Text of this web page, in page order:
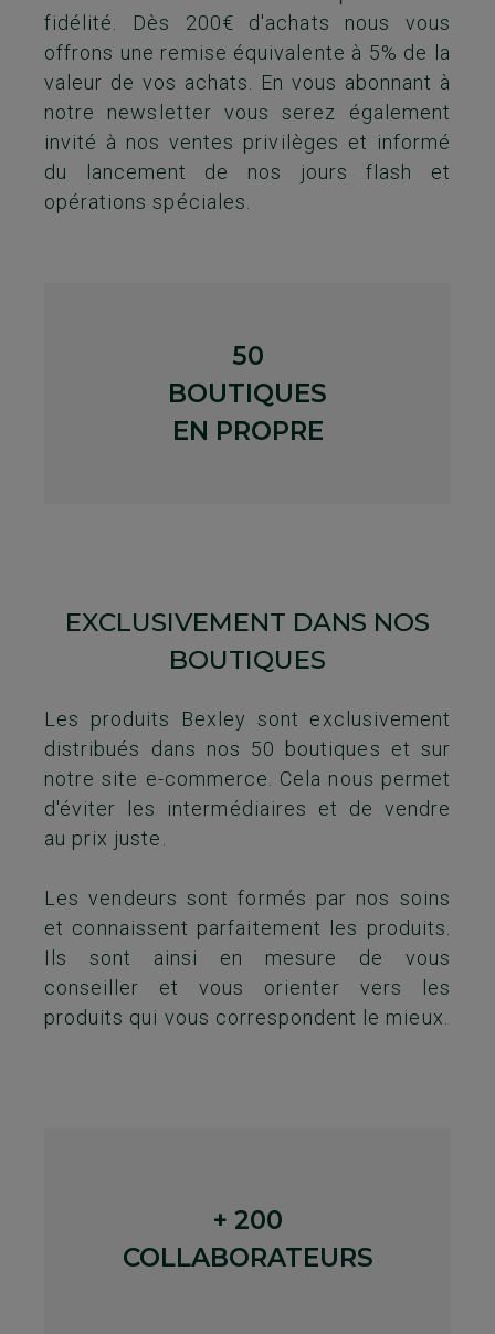
fidélité. Dès 200€ d'achats nous vous
offrons une remise équivalente à 5%​ de la
valeur de vos achats. En vous abonnant à
notre newsletter vous serez également
invité à nos ventes privilèges et informé
du lancement de nos jours flash et
opérations spéciales.
50
BOUTIQUES
EN PROPRE
EXCLUSIVEMENT DANS NOS
BOUTIQUES
Les produits Bexley sont exclusivement
distribués dans nos 50 boutiques et sur
notre site e-commerce. Cela nous permet
d'éviter les intermédiaires et de vendre
au prix juste.
Les vendeurs sont formés par nos soins
et connaissent parfaitement les produits.
Ils sont ainsi en mesure de vous
conseiller et vous orienter vers les
produits qui vous correspondent le mieux.
+ 200
COLLABORATEURS